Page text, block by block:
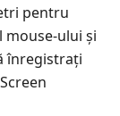
pentru
mouse-ului și
înregistrați